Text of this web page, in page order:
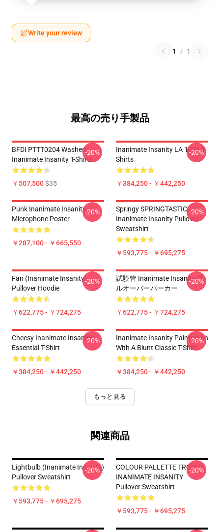
Write your review
1 / 1
最高の売り手製品
BFDI PTTT0204 Washed
Inanimate Insanity T-Shirts
￥507,500$35
-20%
Inanimate Insanity LA 1002 T-
Shirts
￥384,250 - ￥442,250
-20%
Punk Inanimate Insanity
Microphone Poster
￥287,100 - ￥665,550
-20%
Springy SPRINGTASTIC!
Inanimate Insanity Pullover
Sweatshirt
￥593,775 - ￥695,275
-20%
Fan (Inanimate Insanity)
Pullover Hoodie
￥622,775 - ￥724,275
-20%
試験管 Inanimate Insanity プ
ルオーバーパーカー
￥622,775 - ￥724,275
-20%
Cheesy Inanimate Insanity
Essential T-Shirt
￥384,250 - ￥442,250
-20%
Inanimate Insanity Paintbrush
With A Blunt Classic T-Shirt
￥384,250 - ￥442,250
-20%
もっと見る
関連商品
Lightbulb (Inanimate Insanity)
Pullover Sweatshirt
￥593,775 - ￥695,275
-20%
COLOUR PALLETTE TROPHY
INANIMATE INSANITY
Pullover Sweatshirt
￥593,775 - ￥695,275
-20%